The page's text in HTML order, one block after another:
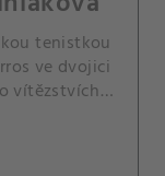
tenistkou
ve dvojici
vítězstvích
i zuření na